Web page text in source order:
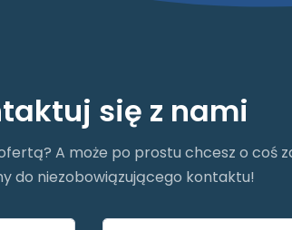
się z nami
A może po prostu chcesz o coś
do niezobowiązującego kontaktu!